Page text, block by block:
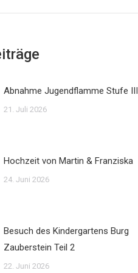
Abnahme Jugendflamme Stufe III
21. Juli 2026
Hochzeit von Martin & Franziska
24. Juni 2026
Besuch des Kindergartens Burg
Zauberstein Teil 2
22. Juni 2026